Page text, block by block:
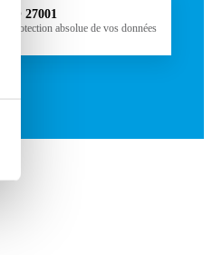
ISO 27001
la protection absolue de vos données